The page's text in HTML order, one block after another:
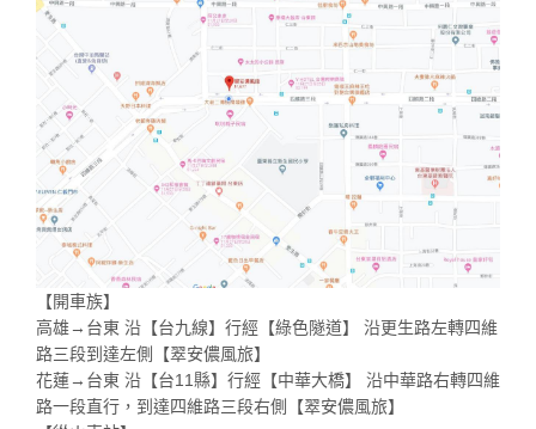
【開車族】
高雄→台東 沿【台九線】行經【綠色隧道】 沿更生路左轉四維
路三段到達左側【翠安儂風旅】
花蓮→台東 沿【台11縣】行經【中華大橋】 沿中華路右轉四維
路一段直行，到達四維路三段右側【翠安儂風旅】